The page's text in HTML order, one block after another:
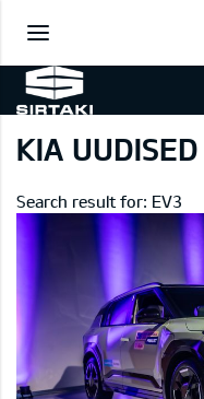
KIA UUDISED
Search result for: EV3